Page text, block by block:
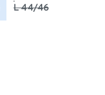
L 44/46